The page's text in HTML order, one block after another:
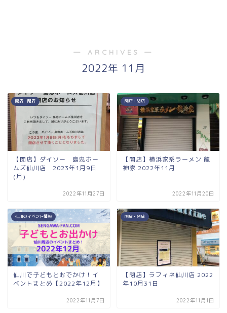
― ARCHIVES ―
2022年 11月
開店・閉店
【閉店】ダイソー 島忠ホー
ムズ仙川店 2023年1月9日
(月)
2022年11月27日
開店・閉店
【開店】横浜家系ラーメン 龍
神家 2022年11月
2022年11月20日
仙川のイベント情報
仙川で子どもとおでかけ！イ
ベントまとめ【2022年12月】
2022年11月7日
開店・閉店
【閉店】ラフィネ仙川店 2022
年10月31日
2022年11月1日